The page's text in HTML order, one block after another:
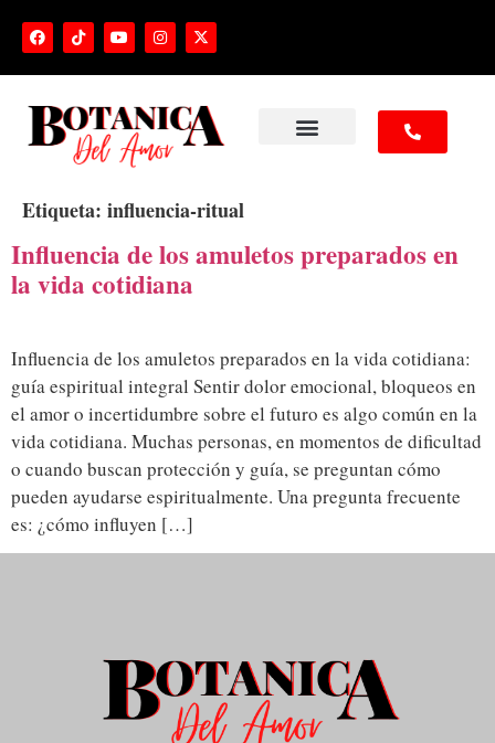
Etiqueta: influencia-ritual
Influencia de los amuletos preparados en
la vida cotidiana
Influencia de los amuletos preparados en la vida cotidiana:
guía espiritual integral Sentir dolor emocional, bloqueos en
el amor o incertidumbre sobre el futuro es algo común en la
vida cotidiana. Muchas personas, en momentos de dificultad
o cuando buscan protección y guía, se preguntan cómo
pueden ayudarse espiritualmente. Una pregunta frecuente
es: ¿cómo influyen […]